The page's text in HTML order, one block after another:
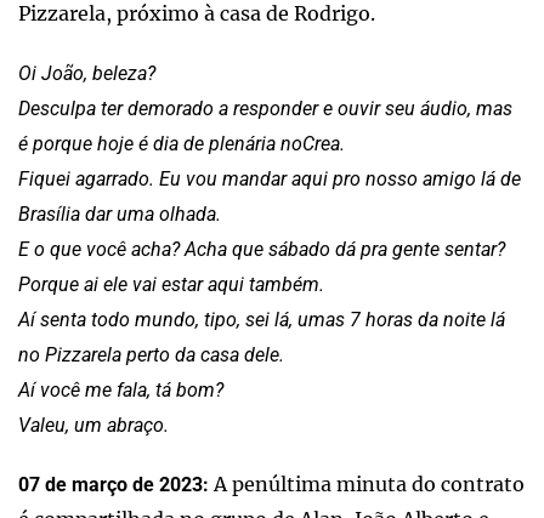
Pizzarela, próximo à casa de Rodrigo.
Oi João, beleza?
Desculpa ter demorado a responder e ouvir seu áudio, mas
é porque hoje é dia de plenária noCrea.
Fiquei agarrado. Eu vou mandar aqui pro nosso amigo lá de
Brasília dar uma olhada.
E o que você acha? Acha que sábado dá pra gente sentar?
Porque ai ele vai estar aqui também.
Aí senta todo mundo, tipo, sei lá, umas 7 horas da noite lá
no Pizzarela perto da casa dele.
Aí você me fala, tá bom?
Valeu, um abraço.
07 de março de 2023: A penúltima minuta do contrato